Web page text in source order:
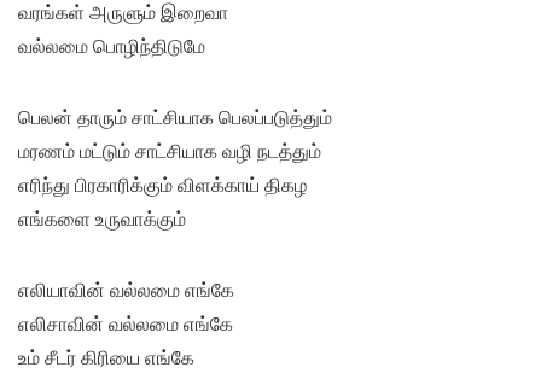
வரங்கள் அருளும் இறைவா
வல்லமை பொழிந்திடுமே
பெலன் தாரும் சாட்சியாக பெலப்படுத்தும்
மரணம் மட்டும் சாட்சியாக வழி நடத்தும்
எரிந்து பிரகாரிக்கும் விளக்காய் திகழ
எங்களை உருவாக்கும்
எலியாவின் வல்லமை எங்கே
எலிசாவின் வல்லமை எங்கே
உம் சீடர் கிரியை எங்கே